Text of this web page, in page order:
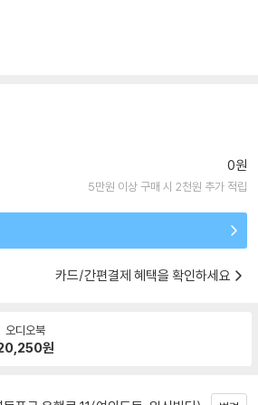
0원
5만원 이상 구매 시 2천원 추가 적립
카드/간편결제 혜택을 확인하세요
오디오북
원